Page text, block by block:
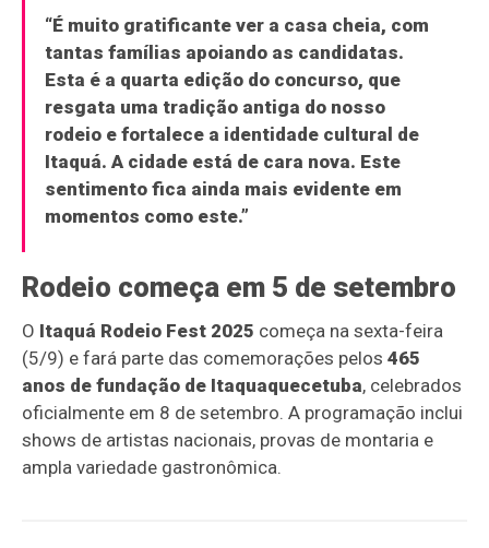
“É muito gratificante ver a casa cheia, com
tantas famílias apoiando as candidatas.
Esta é a quarta edição do concurso, que
resgata uma tradição antiga do nosso
rodeio e fortalece a identidade cultural de
Itaquá. A cidade está de cara nova. Este
sentimento fica ainda mais evidente em
momentos como este.”
Rodeio começa em 5 de setembro
O Itaquá Rodeio Fest 2025 começa na sexta-feira
(5/9) e fará parte das comemorações pelos465
anos de fundação de Itaquaquecetuba, celebrados
oficialmente em 8 de setembro. A programação inclui
shows de artistas nacionais, provas de montaria e
ampla variedade gastronômica.